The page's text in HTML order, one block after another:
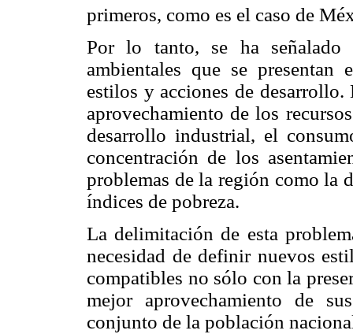
primeros, como es el caso de
Por lo tanto, se ha
ambientales que se
estilos y acciones de
aprovechamiento de los
desarrollo industrial, el
concentración de los
problemas de la región como la
índices de pobreza.
La delimitación de esta
necesidad de definir nuevos
compatibles no sólo con la
mejor aprovechamiento de
conjunto de la población